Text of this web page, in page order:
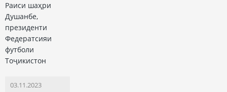
Раиси шаҳри
Душанбе,
президенти
Федератсияи
футболи
Тоҷикистон
03.11.2023